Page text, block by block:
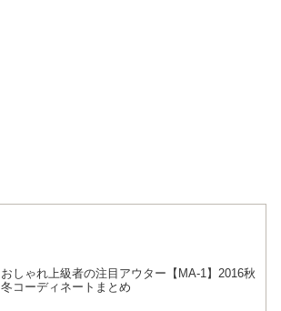
おしゃれ上級者の注目アウター【MA-1】2016秋
冬コーディネートまとめ